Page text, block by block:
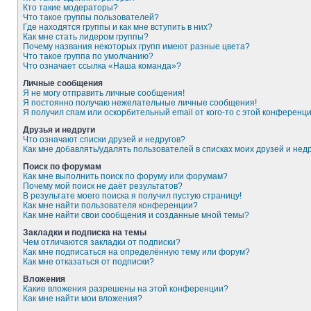
Кто такие модераторы?
Что такое группы пользователей?
Где находятся группы и как мне вступить в них?
Как мне стать лидером группы?
Почему названия некоторых групп имеют разные цвета?
Что такое группа по умолчанию?
Что означает ссылка «Наша команда»?
Личные сообщения
Я не могу отправить личные сообщения!
Я постоянно получаю нежелательные личные сообщения!
Я получил спам или оскорбительный email от кого-то с этой
Друзья и недруги
Что означают списки друзей и недругов?
Как мне добавлять/удалять пользователей в списках моих друзей и
Поиск по форумам
Как мне выполнить поиск по форуму или форумам?
Почему мой поиск не даёт результатов?
В результате моего поиска я получил пустую страницу!
Как мне найти пользователя конференции?
Как мне найти свои сообщения и созданные мной темы?
Закладки и подписка на темы
Чем отличаются закладки от подписки?
Как мне подписаться на определённую тему или форум?
Как мне отказаться от подписки?
Вложения
Какие вложения разрешены на этой конференции?
Как мне найти мои вложения?